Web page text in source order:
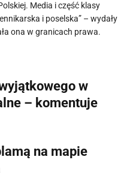
Media i część klasy
i poselska” – wydały
ona w granicach prawa.
w
– komentuje
na mapie